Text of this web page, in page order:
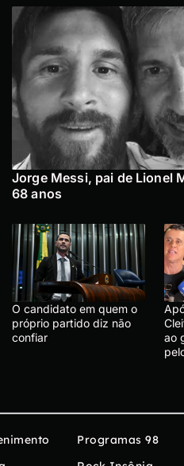
Jorge Messi, pai de Lionel
68 anos
O candidato em quem o
próprio partido diz não
confiar
ao
Programas 98